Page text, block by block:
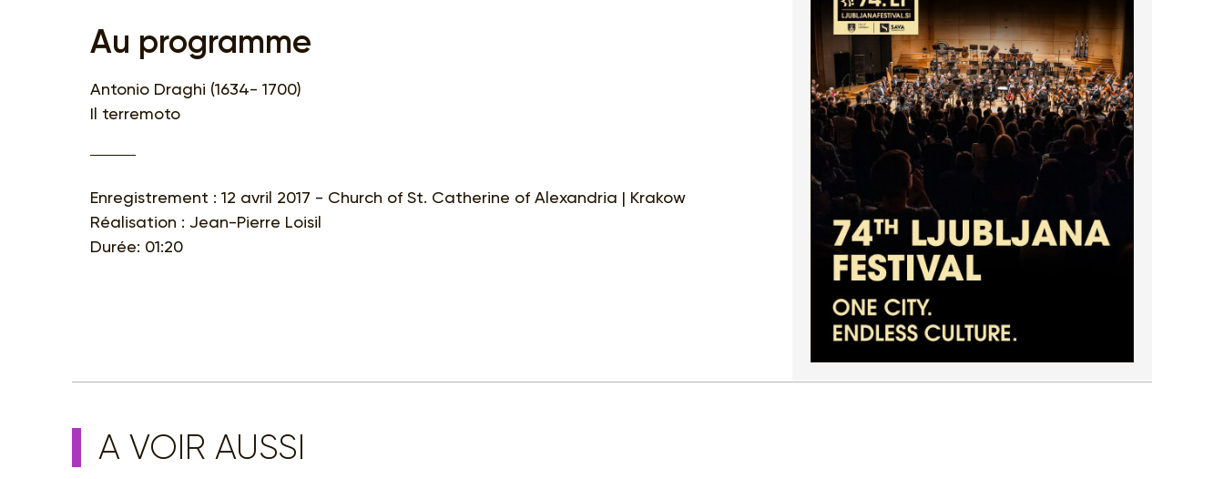
Au programme
Antonio Draghi (1634- 1700)
Il terremoto
Enregistrement : 12 avril 2017 - Church of St. Catherine of Alexandria | Krakow
Réalisation : Jean-Pierre Loisil
Durée: 01:20
A VOIR AUSSI